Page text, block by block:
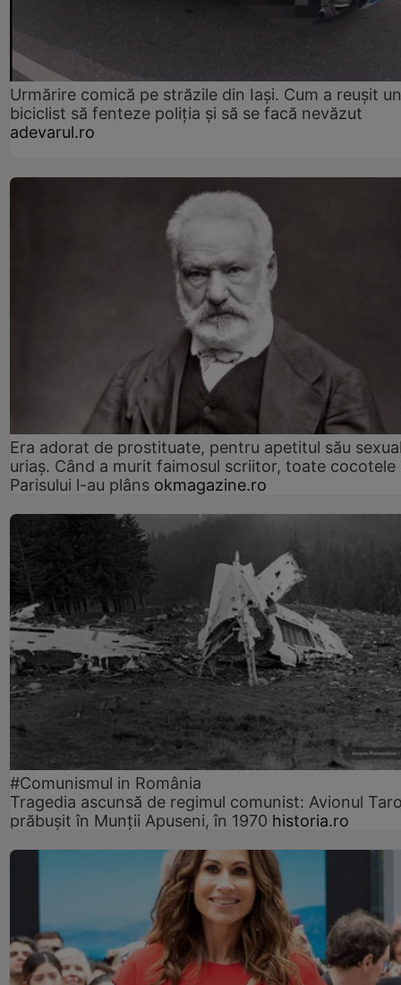
Urmărire comică pe străzile din Iași. Cum a reușit un
biciclist să fenteze poliția și să se facă nevăzut
adevarul.ro
Era adorat de prostituate, pentru apetitul său
uriaș. Când a murit faimosul scriitor, toate cocotele
Parisului l-au plâns okmagazine.ro
#Comunismul in România
Tragedia ascunsă de regimul comunist: Avionul
prăbușit în Munții Apuseni, în 1970 historia.ro